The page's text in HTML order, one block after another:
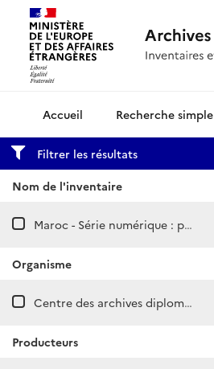
Archives diplomatiquesRecherche simple
Filtrer les résultats
Nom de l'inventaire
Maroc - Série numérique : plaques de verre
Organisme
Centre des archives diplomatiques de Nantes
Producteurs